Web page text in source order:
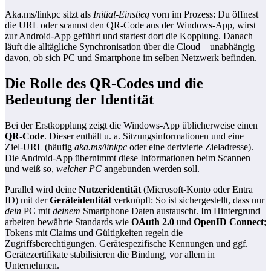
Aka.ms/linkpc sitzt als Initial‑Einstieg vorn im Prozess: Du öffnest
die URL oder scannst den QR‑Code aus der Windows‑App, wirst
zur Android‑App geführt und startest dort die Kopplung. Danach
läuft die alltägliche Synchronisation über die Cloud – unabhängig
davon, ob sich PC und Smartphone im selben Netzwerk befinden.
Die Rolle des QR‑Codes und die
Bedeutung der Identität
Bei der Erstkopplung zeigt die Windows‑App üblicherweise einen
QR‑Code. Dieser enthält u. a. Sitzungsinformationen und eine
Ziel‑URL (häufig aka.ms/linkpc oder eine derivierte Zieladresse).
Die Android‑App übernimmt diese Informationen beim Scannen
und weiß so, welcher PC angebunden werden soll.
Parallel wird deine Nutzeridentität (Microsoft‑Konto oder Entra
ID) mit derGeräteidentität verknüpft: So ist sichergestellt, dass nur
dein PC mit deinem Smartphone Daten austauscht. Im Hintergrund
arbeiten bewährte Standards wie OAuth 2.0 und OpenID Connect;
Tokens mit Claims und Gültigkeiten regeln die
Zugriffsberechtigungen. Gerätespezifische Kennungen und ggf.
Gerätezertifikate stabilisieren die Bindung, vor allem in
Unternehmen.